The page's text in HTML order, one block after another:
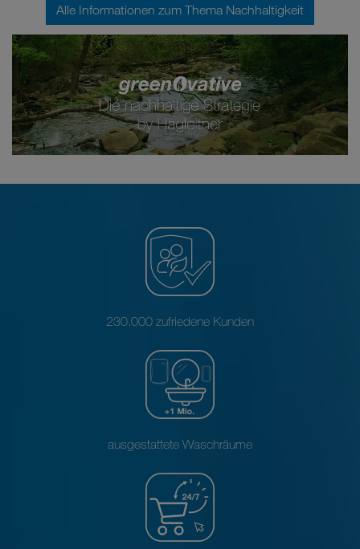
Alle Informationen zum Thema Nachhaltigkeit
230.000 zufriedene Kunden
ausgestattete Waschräume